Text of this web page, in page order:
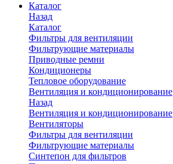
Каталог
Назад
Каталог
Фильтры для вентиляции
Фильтрующие материалы
Приводные ремни
Кондиционеры
Тепловое оборудование
Вентиляция и кондиционирование
Назад
Вентиляция и кондиционирование
Вентиляторы
Фильтры для вентиляции
Фильтрующие материалы
Синтепон для фильтров